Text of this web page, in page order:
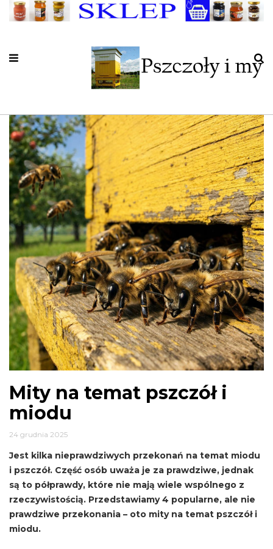
Mity na temat pszczół i
miodu
24 grudnia 2025
Jest kilka nieprawdziwych przekonań na temat miodu
i pszczół. Część osób uważa je za prawdziwe, jednak
są to półprawdy, które nie mają wiele wspólnego z
rzeczywistością. Przedstawiamy 4 popularne, ale nie
prawdziwe przekonania – oto mity na temat pszczół i
miodu.